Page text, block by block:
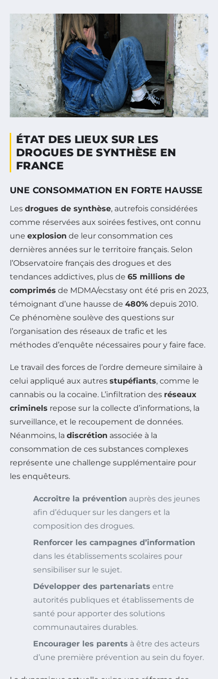
ÉTAT DES LIEUX SUR LES
DROGUES DE SYNTHÈSE EN
FRANCE
UNE CONSOMMATION EN FORTE HAUSSE
Les drogues de synthèse, autrefois considérées
comme réservées aux soirées festives, ont connu
une explosion de leur consommation ces
dernières années sur le territoire français. Selon
l’Observatoire français des drogues et des
tendances addictives, plus de 65 millions de
comprimés de MDMA/ecstasy ont été pris en 2023,
témoignant d’une hausse de 480% depuis 2010.
Ce phénomène soulève des questions sur
l’organisation des réseaux de trafic et les
méthodes d’enquête nécessaires pour y faire face.
Le travail des forces de l’ordre demeure similaire à
celui appliqué aux autres stupéfiants, comme le
cannabis ou la cocaïne. L’infiltration des réseaux
criminels repose sur la collecte d’informations, la
surveillance, et le recoupement de données.
Néanmoins, la discrétion associée à la
consommation de ces substances complexes
représente une challenge supplémentaire pour
les enquêteurs.
Accroître la prévention auprès des jeunes
afin d’éduquer sur les dangers et la
composition des drogues.
Renforcer les campagnes d’information
dans les établissements scolaires pour
sensibiliser sur le sujet.
Développer des partenariats entre
autorités publiques et établissements de
santé pour apporter des solutions
communautaires durables.
Encourager les parents à être des acteurs
d’une première prévention au sein du foyer.